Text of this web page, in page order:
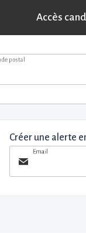
Accès
postal
Créer une alerte
Email